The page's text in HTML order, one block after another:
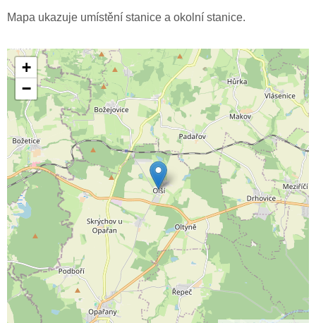
Mapa ukazuje umístění stanice a okolní stanice.
+
−